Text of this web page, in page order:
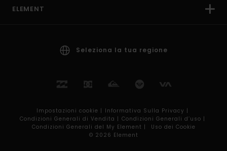
ELEMENT
Seleziona la tua regione
Impostazioni cookie | Informativa Sulla Privacy |
Condizioni Generali di Vendita | Condizioni Generali d’uso |
Condizioni Generali del My Element |
Uso dei Cookie
© 2026 Element